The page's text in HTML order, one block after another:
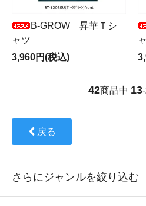
B-GRОW 昇華Ｔシ
ャツ
3,960円(税込)
42商品中 13-
戻る
さらにジャンルを絞り込む